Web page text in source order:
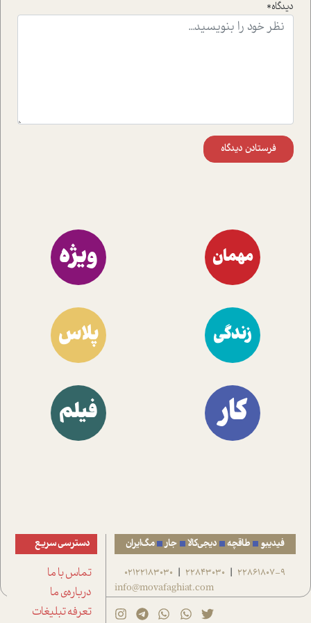
موثرترین راهکارهای استفاده از هوش مصنوعی در حوزه های
دیدگاه*
فرستادن دیدگاه
مهمان ویژه
زندگی پلاس
کار فیلم
فیدیبو طاقچه دیجی‌کالا جار مگ‌ایران
22861807-9
|
22843030
|
02122183030
info@movafaghiat.com
دسترسی سریع
تماس با ما
درباره‌ی ما
تعرفه تبلیغات